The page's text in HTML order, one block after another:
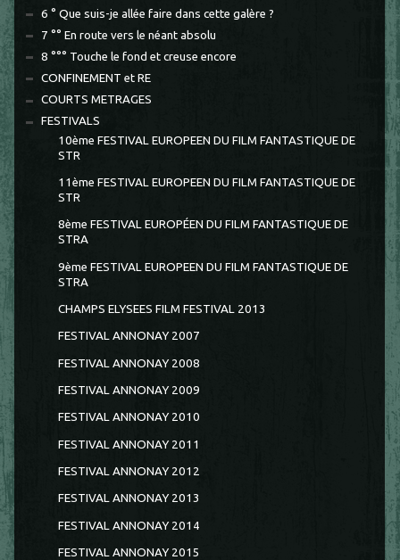
6 ° Que suis-je allée faire dans cette galère ?
7 °° En route vers le néant absolu
8 °°° Touche le fond et creuse encore
CONFINEMENT et RE
COURTS METRAGES
FESTIVALS
10ème FESTIVAL EUROPEEN DU FILM FANTASTIQUE DE
STR
11ème FESTIVAL EUROPEEN DU FILM FANTASTIQUE DE
STR
8ème FESTIVAL EUROPÉEN DU FILM FANTASTIQUE DE
STRA
9ème FESTIVAL EUROPEEN DU FILM FANTASTIQUE DE
STRA
CHAMPS ELYSEES FILM FESTIVAL 2013
FESTIVAL ANNONAY 2007
FESTIVAL ANNONAY 2008
FESTIVAL ANNONAY 2009
FESTIVAL ANNONAY 2010
FESTIVAL ANNONAY 2011
FESTIVAL ANNONAY 2012
FESTIVAL ANNONAY 2013
FESTIVAL ANNONAY 2014
FESTIVAL ANNONAY 2015